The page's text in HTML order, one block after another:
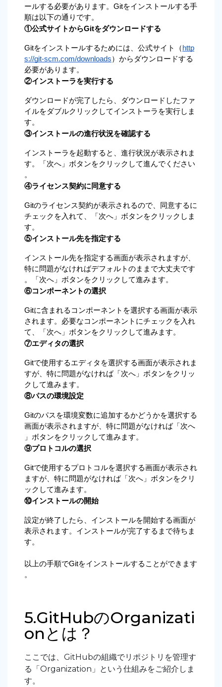
ールする必要があります。 Gitをインストールする手
順は以下の通りです。
①公式サイトからGitをダウンロードする
Gitをインストールするためには、公式サイト（ http
s://git-scm.com/downloads）からダウンロードする
必要があります。
②インストーラを実行する
ダウンロードが完了したら、ダウンロードしたファ
イルをダブルクリックしてインストーラを実行しま
す。
③インストールの進行状況を確認する
インストーラを起動すると、進行状況が表示されま
す。「次へ」ボタンをクリックして進んでください
。
④ライセンス契約に同意する
Gitのライセンス契約が表示されるので、同意するに
チェックを入れて、「次へ」ボタンをクリックしま
す。
⑤インストール先を指定する
インストール先を指定する画面が表示されますが、
特に問題がなければデフォルトのままで大丈夫です
。「次へ」ボタンをクリックして進みます。
⑥コンポーネントの選択
Gitに含まれるコンポーネントを選択する画面が表示
されます。必要なコンポーネントにチェックを入れ
て、「次へ」ボタンをクリックして進みます。
⑦エディタの選択
Gitで使用するエディタを選択する画面が表示されま
すが、特に問題がなければ「次へ」ボタンをクリッ
クして進みます。
⑧パスの環境設定
Gitのパスを環境変数に追加するかどうかを選択する
画面が表示されますが、特に問題がなければ「次へ
」ボタンをクリックして進みます。
⑨プロトコルの選択
Gitで使用するプロトコルを選択する画面が表示され
ますが、特に問題がなければ「次へ」ボタンをクリ
ックして進みます。
⑩インストールの開始
設定が終了したら、インストールを開始する画面が
表示されます。インストールが完了するまで待ちま
す。
以上の手順でGitをインストールすることができます
。
5.GitHubのOrganizati
onとは？
ここでは、GitHubの組織でリポジトリを管理す
る「Organization」という仕組みをご紹介しま
す。